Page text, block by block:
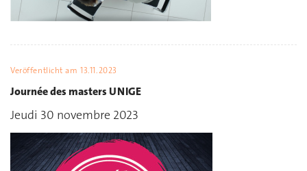
Veröffentlicht am13.11.2023
Journée des masters UNIGE
Jeudi 30 novembre 2023